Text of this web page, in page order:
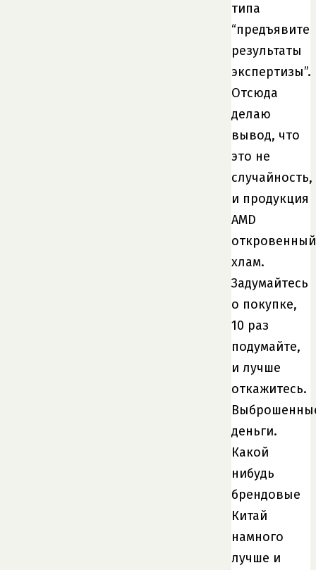
типа
“предъявите
результаты
экспертизы”.
Отсюда
делаю
вывод, что
это не
случайность,
и продукция
AMD
откровенный
хлам.
Задумайтесь
о покупке,
10 раз
подумайте,
и лучше
откажитесь.
деньги.
Какой
нибудь
брендовые
Китай
намного
лучше и